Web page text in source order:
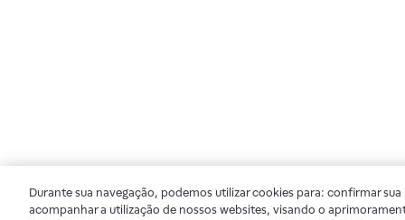
Durante sua navegação, podemos utilizar cookies para: confirmar
acompanhar a utilização de nossos websites, visando o